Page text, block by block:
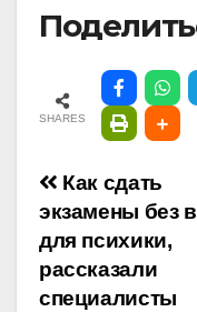
SHARES
по
записям
Как сдать
экзамены без
для психики,
рассказали
специалисты